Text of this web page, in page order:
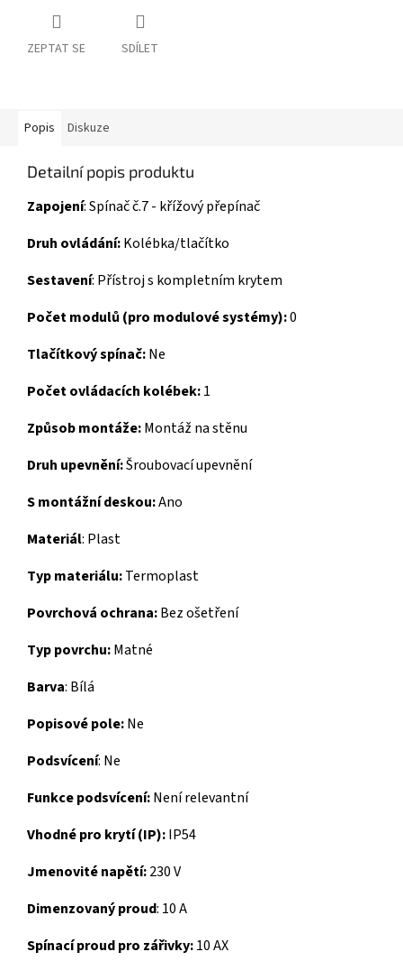
ZEPTAT SE SDÍLET
Popis Diskuze
Detailní popis produktu
Zapojení:Spínač č.7 - křížový přepínač
Druh ovládání:Kolébka/tlačítko
Sestavení: Přístroj s kompletním krytem
Počet modulů (pro modulové systémy):0
Tlačítkový spínač:Ne
Počet ovládacích kolébek:1
Způsob montáže:Montáž na stěnu
Druh upevnění:Šroubovací upevnění
S montážní deskou:Ano
Materiál: Plast
Typ materiálu:Termoplast
Povrchová ochrana:Bez ošetření
Typ povrchu:Matné
Barva: Bílá
Popisové pole:Ne
Podsvícení: Ne
Funkce podsvícení:Není relevantní
Vhodné pro krytí (IP):IP54
Jmenovité napětí:230 V
Dimenzovaný proud: 10 A
Spínací proud pro zářivky:10 AX